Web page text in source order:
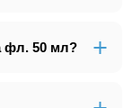
фл. 50 мл?